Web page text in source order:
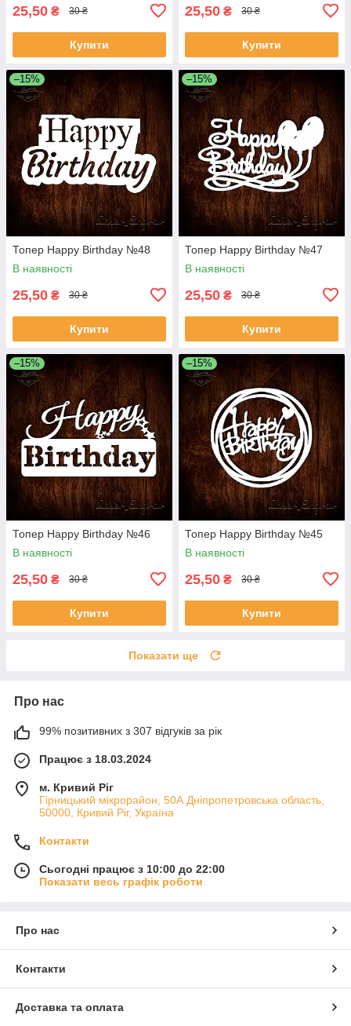
25,50 ₴ 30 ₴
Купити
25,50 ₴ 30 ₴
Купити
–15%
Топер Happy Birthday №48
В наявності
25,50 ₴ 30 ₴
Купити
–15%
Топер Happy Birthday №47
В наявності
25,50 ₴ 30 ₴
Купити
–15%
Топер Happy Birthday №46
В наявності
25,50 ₴ 30 ₴
Купити
–15%
Топер Happy Birthday №45
В наявності
25,50 ₴ 30 ₴
Купити
Показати ще
Про нас
99% позитивних з 307 відгуків за рік
Працює з 18.03.2024
м. Кривий Ріг
Гірницький мікрорайон, 50А Дніпропетровська область,
50000, Кривий Ріг, Україна
Контакти
Сьогодні працює з 10:00 до 22:00
Показати весь графік роботи
Про нас
Контакти
Доставка та оплата